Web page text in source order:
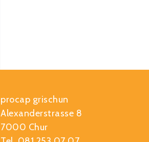
procap grischun
Alexanderstrasse 8
7000 Chur